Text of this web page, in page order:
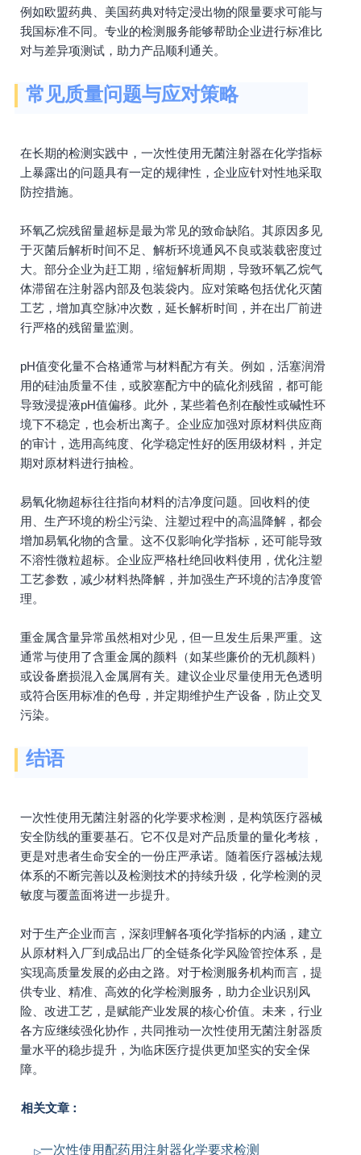
例如欧盟药典、美国药典对特定浸出物的限量要求可能与
我国标准不同。专业的检测服务能够帮助企业进行标准比
对与差异项测试，助力产品顺利通关。
常见质量问题与应对策略
在长期的检测实践中，一次性使用无菌注射器在化学指标
上暴露出的问题具有一定的规律性，企业应针对性地采取
防控措施。
环氧乙烷残留量超标是最为常见的致命缺陷。其原因多见
于灭菌后解析时间不足、解析环境通风不良或装载密度过
大。部分企业为赶工期，缩短解析周期，导致环氧乙烷气
体滞留在注射器内部及包装袋内。应对策略包括优化灭菌
工艺，增加真空脉冲次数，延长解析时间，并在出厂前进
行严格的残留量监测。
pH值变化量不合格通常与材料配方有关。例如，活塞润滑
用的硅油质量不佳，或胶塞配方中的硫化剂残留，都可能
导致浸提液pH值偏移。此外，某些着色剂在酸性或碱性环
境下不稳定，也会析出离子。企业应加强对原材料供应商
的审计，选用高纯度、化学稳定性好的医用级材料，并定
期对原材料进行抽检。
易氧化物超标往往指向材料的洁净度问题。回收料的使
用、生产环境的粉尘污染、注塑过程中的高温降解，都会
增加易氧化物的含量。这不仅影响化学指标，还可能导致
不溶性微粒超标。企业应严格杜绝回收料使用，优化注塑
工艺参数，减少材料热降解，并加强生产环境的洁净度管
理。
重金属含量异常虽然相对少见，但一旦发生后果严重。这
通常与使用了含重金属的颜料（如某些廉价的无机颜料）
或设备磨损混入金属屑有关。建议企业尽量使用无色透明
或符合医用标准的色母，并定期维护生产设备，防止交叉
污染。
结语
一次性使用无菌注射器的化学要求检测，是构筑医疗器械
安全防线的重要基石。它不仅是对产品质量的量化考核，
更是对患者生命安全的一份庄严承诺。随着医疗器械法规
体系的不断完善以及检测技术的持续升级，化学检测的灵
敏度与覆盖面将进一步提升。
对于生产企业而言，深刻理解各项化学指标的内涵，建立
从原材料入厂到成品出厂的全链条化学风险管控体系，是
实现高质量发展的必由之路。对于检测服务机构而言，提
供专业、精准、高效的化学检测服务，助力企业识别风
险、改进工艺，是赋能产业发展的核心价值。未来，行业
各方应继续强化协作，共同推动一次性使用无菌注射器质
量水平的稳步提升，为临床医疗提供更加坚实的安全保
障。
相关文章：
一次性使用配药用注射器化学要求检测